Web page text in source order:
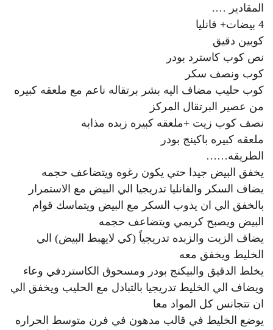
المقادير ….
4 بيضات+ فانليا
كوبين دقيق
نص كوب كاسترد بودر
كوب ونصف سكر
كوب حليب مضاف اليه بشر برتقاله ناعم مع ملعقه كبيره
من عصير البرتقال المركز
نصف كوب زيت +ملعقه كبيره زبده مذابه
ملعقه كبيره باكينج بودر
الطريقه……
يخفق البيض جيدا حتي يكون رغوه ويتضاعف حجمه
يضاف السكر والفانليا تدريجيا الي البيض مع الاستمرار
بالخفق الي ان يذوب السكر مع البيض ويتماسك قوام
البيض ويصبح كريمي ويتضاعف حجمه
يضاف الزيت والزبده تدريجياً (كي لايهبط البيض) الي
الخليط ويخفق معه
يخلط الدقيق والبيكنج بودر ومسحوق الكاستردفي وعاء
ويضاف الي الخليط تدريجيا بالتبادل مع الحليب ويخفق الي
ان تتجانس كل المواد معا
يوضع الخليط في قالب مدهون في فرن متوسط الحراره